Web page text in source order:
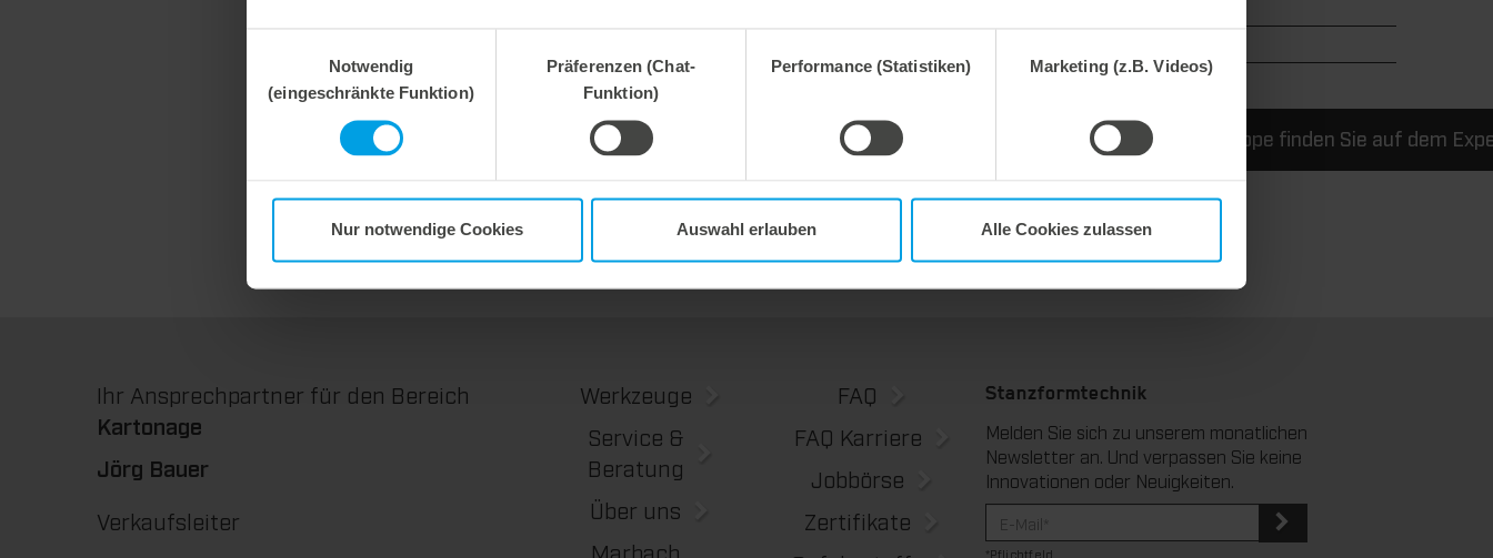
Notwendig
(eingeschränkte Funktion)
Präferenzen (Chat-
Funktion)
Performance (Statistiken) Marketing (z.B. Videos)
Nur notwendige Cookies Auswahl erlauben Alle Cookies zulassen
Mehr Informationen zum Gegenritzen von Wellpappe finden Sie auf dem
Ihr Ansprechpartner für den Bereich
Kartonage
Jörg Bauer
Verkaufsleiter
Werkzeuge
Service &
Beratung
Über uns
Marbach
FAQ
FAQ Karriere
Jobbörse
Zertifikate
Stanzformtechnik
Melden Sie sich zu unserem monatlichen
Newsletter an. Und verpassen Sie keine
Innovationen oder Neuigkeiten.
*Pflichtfeld